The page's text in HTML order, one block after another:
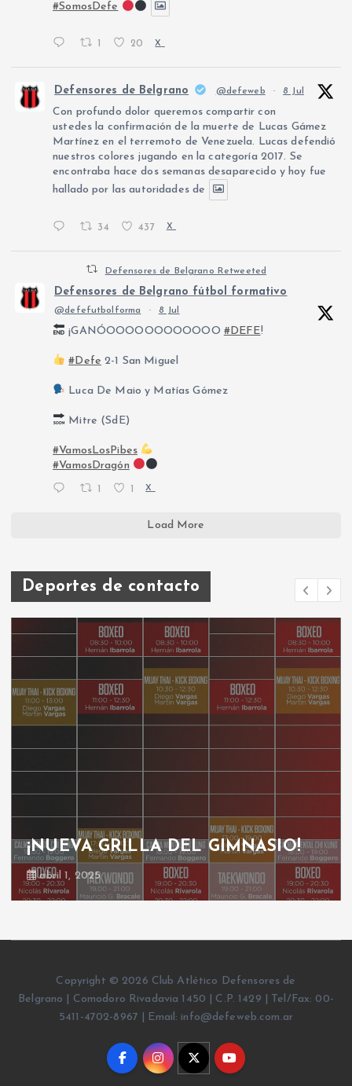
#SomosDefe
20 X
Defensores de Belgrano @defeweb · 8 Jul
Con profundo dolor queremos compartir con
ustedes la confirmación de la muerte de Lucas Gámez
Martínez en el terremoto de Venezuela. Lucas defendió
nuestros colores jugando en la categoría 2017. Se
encontraba hace dos semanas desaparecido y hoy fue
hallado por las autoridades de
34 437 X
Defensores de Belgrano Retweeted
Defensores de Belgrano fútbol formativo
@defefutbolforma · 8 Jul
¡GANÓOOOOOOOOOOOO #DEFE!
#Defe 2-1 San Miguel
Luca De Maio y Matías Gómez
Mitre (SdE)
#VamosLosPibes
#VamosDragón
X
Load More
Deportes de contacto
¡NUEVA GRILLA DEL GIMNASIO!
abril 1, 2025
Copyright © 2026 Club Atlético Defensores de
Belgrano | Comodoro Rivadavia 1450 | C.P. 1429 | Tel/Fax: 00-
5411-4702-8967 | Email: info@defeweb.com.ar